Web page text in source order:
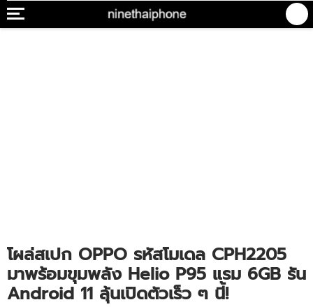
โผล่สเปก OPPO รหัสโมเดล CPH2205
มาพร้อมขุมพลัง Helio P95 แรม 6GB รัน
Android 11 ลุ้นเปิดตัวเร็ว ๆ นี้!